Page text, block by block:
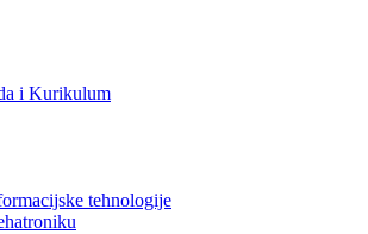
i Kurikulum
tehnologije